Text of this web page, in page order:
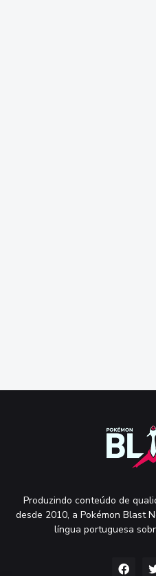
Produzindo conteúdo de
desde 2010, a Pokémon Blast
língua portuguesa